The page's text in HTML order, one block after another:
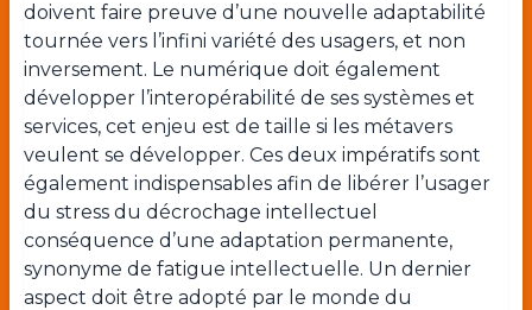
doivent faire preuve d’une nouvelle adaptabilité
tournée vers l’infini variété des usagers, et non
inversement. Le numérique doit également
développer l’interopérabilité de ses systèmes et
services, cet enjeu est de taille si les métavers
veulent se développer. Ces deux impératifs sont
également indispensables afin de libérer l’usager
du stress du décrochage intellectuel
conséquence d’une adaptation permanente,
synonyme de fatigue intellectuelle. Un dernier
aspect doit être adopté par le monde du